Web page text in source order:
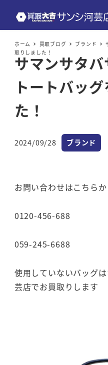
ホーム 買取ブログ ブランド
取りしました！
サマンサタ
トートバッ
た！
投稿日
2024/09/28 カテゴリー
ブランド
お問い合わせはこちらか
0120-456-688
059-245-6688
使用していないバッグ
芸店でお買取りします